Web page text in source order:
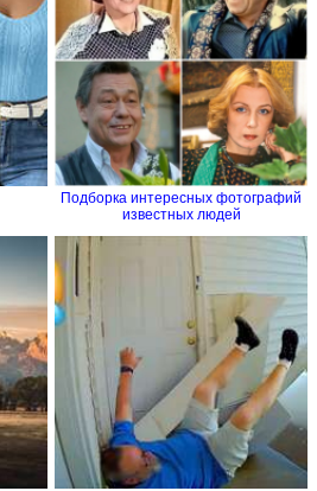
Подборка интересных фотографий
известных людей